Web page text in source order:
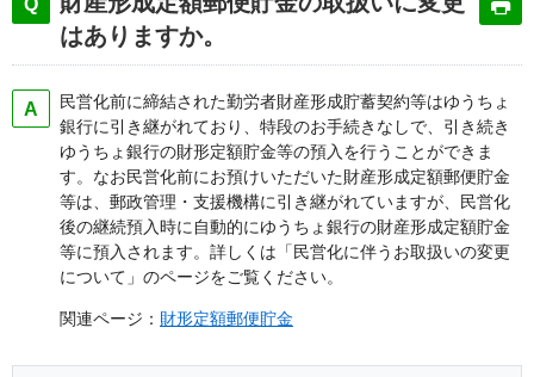
はありますか。
民営化前に締結された勤労者財産形成貯蓄契約等はゆうちょ
銀行に引き継がれており、特段のお手続きなしで、引き続き
ゆうちょ銀行の財形定額貯金等の預入を行うことができま
す。なお民営化前にお預けいただいた財産形成定額郵便貯金
等は、郵政管理・支援機構に引き継がれていますが、民営化
後の継続預入時に自動的にゆうちょ銀行の財産形成定額貯金
等に預入されます。詳しくは「民営化に伴うお取扱いの変更
について」のページをご覧ください。
関連ページ： 財形定額郵便貯金